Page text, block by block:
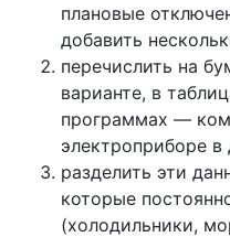
плановые
добавить
перечислить на
варианте, в
программах —
электроприборе в
разделить эти
которые
(холодильники,